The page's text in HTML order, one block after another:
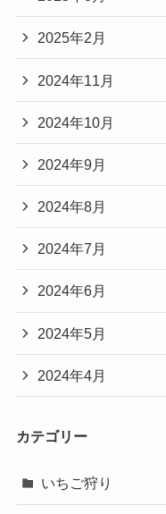
2025年8月
2025年7月
2025年6月
2025年5月
2025年4月
2025年3月
2025年2月
2024年11月
2024年10月
2024年7月